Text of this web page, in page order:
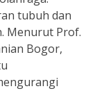
tubuh dan
Menurut Prof.
Bogor,